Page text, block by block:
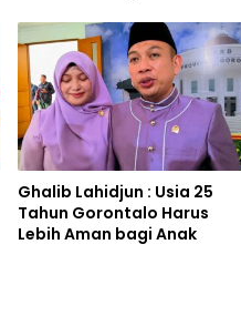
Ghalib Lahidjun : Usia 25
Tahun Gorontalo Harus
Lebih Aman bagi Anak